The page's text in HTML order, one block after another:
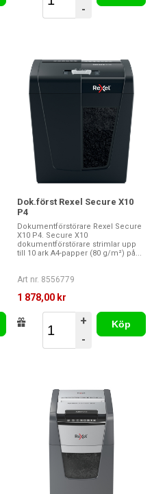
-
Dok.först Rexel Secure X10
P4
Dokumentförstörare Rexel Secure
X10 P4. Secure X10
dokumentförstörare strimlar upp
till 10 ark A4-papper (80 g/m²) på...
Art nr. 8556779
1 878,00 kr
+
-
Köp